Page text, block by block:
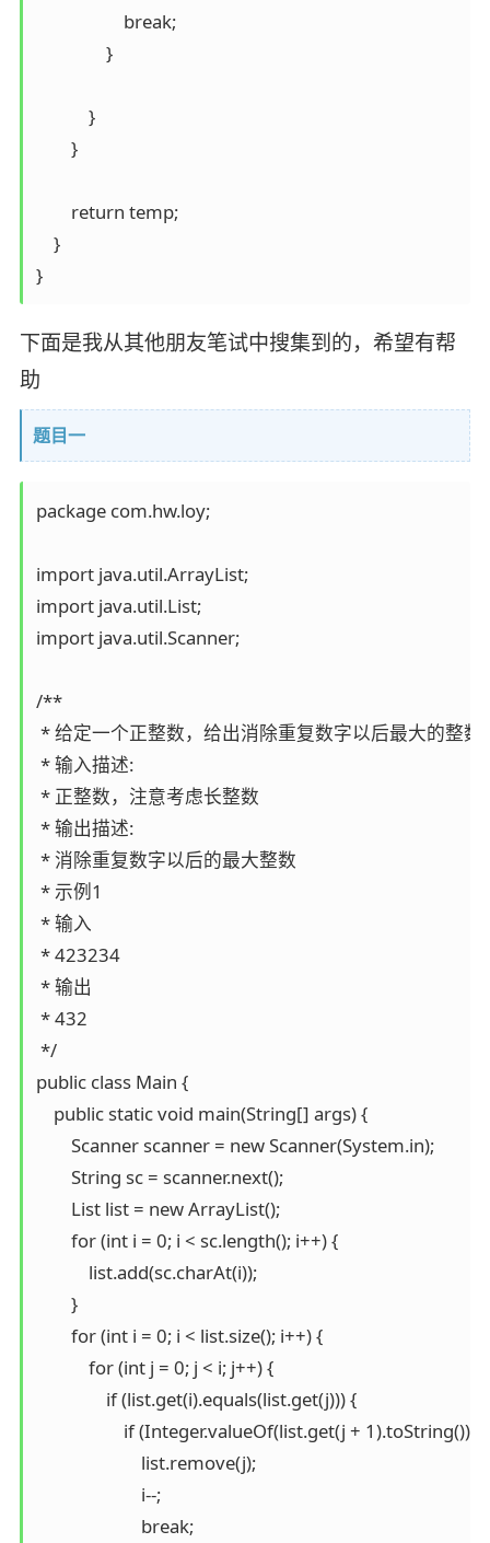
                    break;
                }
            }
        }
        return temp;
    }
}
下面是我从其他朋友笔试中搜集到的，希望有帮
助
题目一
package com.hw.loy;
import java.util.ArrayList;
import java.util.List;
import java.util.Scanner;
/**
* 给定一个正整数，给出消除重复数字以后最大的整数
* 输入描述:
* 正整数，注意考虑长整数
* 输出描述:
* 消除重复数字以后的最大整数
* 示例1
* 输入
* 423234
* 输出
* 432
*/
public class Main {
    public static void main(String[] args) {
        Scanner scanner = new Scanner(System.in);
        String sc = scanner.next();
        List list = new ArrayList();
        for (int i = 0; i < sc.length(); i++) {
            list.add(sc.charAt(i));
        }
        for (int i = 0; i < list.size(); i++) {
            for (int j = 0; j < i; j++) {
                if (list.get(i).equals(list.get(j))) {
if (Integer.valueOf(list.get(j +
                        list.remove(j);
                        i--;
                        break;